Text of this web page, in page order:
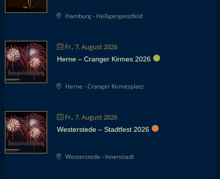
Hamburg - Heiligengeistfeld
Fr., 7. August 2026
Herne – Cranger Kirmes 2026
Herne - Cranger Kirmesplatz
Fr., 7. August 2026
Westerstede – Stadtfest 2026
Westerstede - Innenstadt